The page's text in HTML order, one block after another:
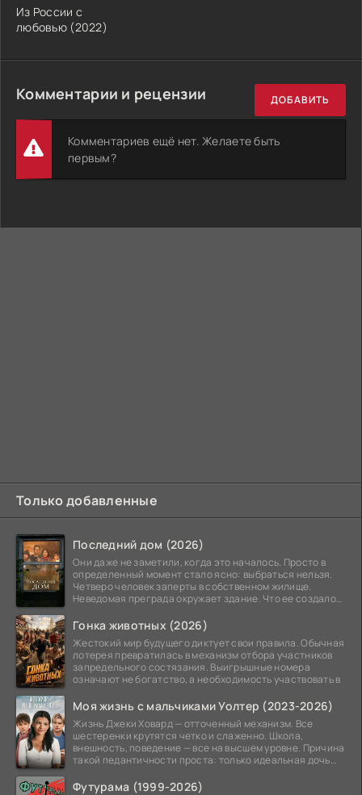
Из России с
любовью (2022)
Комментарии и рецензии ДОБАВИТЬ
Комментариев ещё нет. Желаете быть
первым?
Только добавленные
Последний дом (2026)
Они даже не заметили, когда это началось. Просто в
определенный момент стало ясно: выбраться нельзя.
Четверо человек заперты в собственном жилище.
Неведомая преграда окружает здание. Что ее создало
Гонка животных (2026)
Жестокий мир будущего диктует свои правила. Обычная
лотерея превратилась в механизм отбора участников
запредельного состязания. Выигрышные номера
означают не богатство, а необходимость участвовать в
Моя жизнь с мальчиками Уолтер (2023-2026)
Жизнь Джеки Ховард — отточенный механизм. Все
шестеренки крутятся четко и слаженно. Школа,
внешность, поведение — все на высшем уровне. Причина
такой педантичности проста: только идеальная дочь
Футурама (1999-2026)